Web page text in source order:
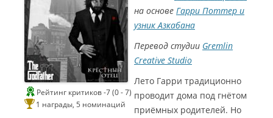
с
у
н
д
т
р
е
к
т
р
о
г
о
п
л
а
Л
у
ч
ш
и
й
з
в
у
Рейтинг критиков -7 (0 - 7)
1 награды, 5 номинаций
на основе Гарри Поттер и
узник Азкабана
Перевод студии Gremlin
Creative Studio
Лето Гарри традиционно
проводит дома под гнётом
приёмных родителей. Но